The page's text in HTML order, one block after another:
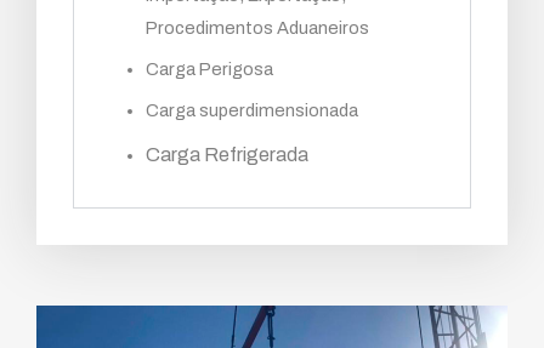
Procedimentos Aduaneiros
Carga Perigosa
Carga superdimensionada
Carga Refrigerada